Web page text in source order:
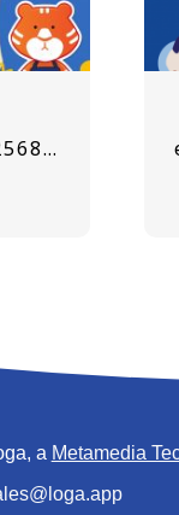
เช็กเงื่อนไขลดหย่อนภาษี 2568 Easy E-Receipt ออกใบกำกับภาษีได้ลดหย่อนได้ สูงสุดถึง 50,000 บาท ดูรายชื่อร้านค้าออกใบกำกับภาษีได้